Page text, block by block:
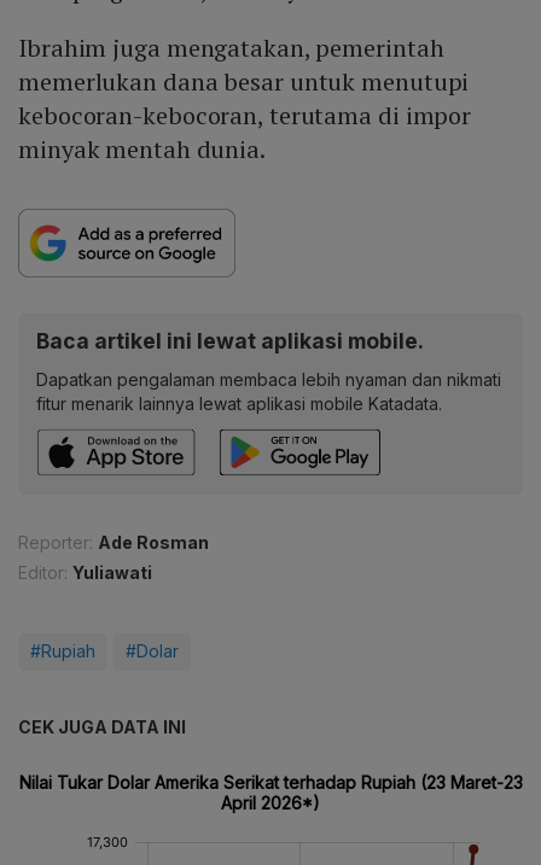
Ibrahim juga mengatakan, pemerintah
memerlukan dana besar untuk menutupi
kebocoran-kebocoran, terutama di impor
minyak mentah dunia.
Baca artikel ini lewat aplikasi mobile.
Dapatkan pengalaman membaca lebih nyaman dan nikmati
fitur menarik lainnya lewat aplikasi mobile Katadata.
Reporter: Ade Rosman
Editor: Yuliawati
#Rupiah #Dolar
CEK JUGA DATA INI